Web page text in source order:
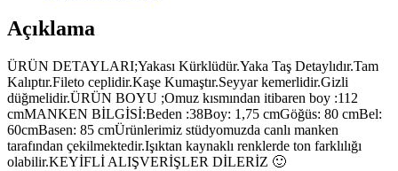
Açıklama
ÜRÜN DETAYLARI;Yakası Kürklüdür.Yaka Taş Detaylıdır.Tam
Kalıptır.Fileto ceplidir.Kaşe Kumaştır.Seyyar kemerlidir.Gizli
düğmelidir.ÜRÜN BOYU ;Omuz kısmından itibaren boy :112
cmMANKEN BİLGİSİ:Beden :38Boy: 1,75 cmGöğüs: 80 cmBel:
60cmBasen: 85 cmÜrünlerimiz stüdyomuzda canlı manken
tarafından çekilmektedir.Işıktan kaynaklı renklerde ton farklılığı
olabilir.KEYİFLİ ALIŞVERİŞLER DİLERİZ 🙂